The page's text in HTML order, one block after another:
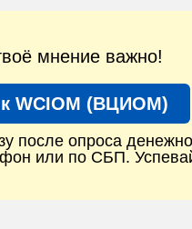
мнение важно!
WCIOM (ВЦИОМ)
после опроса
или по СБП.